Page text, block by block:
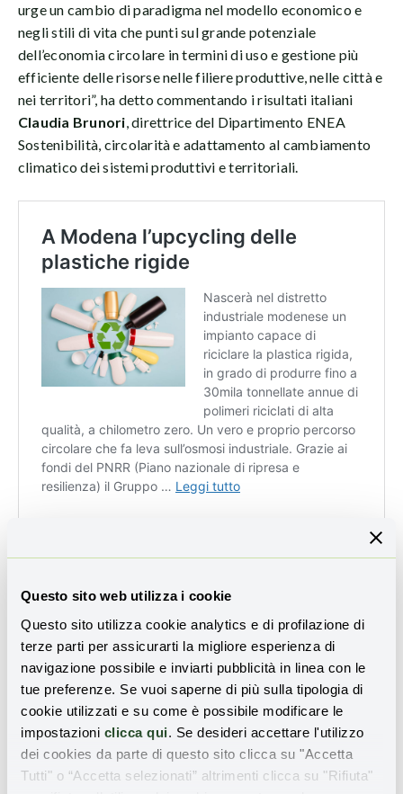
Questo sito web utilizza i cookie
Questo sito utilizza cookie analytics e di profilazione di
terze parti per assicurarti la migliore esperienza di
navigazione possibile e inviarti pubblicità in linea con le
tue preferenze. Se vuoi saperne di più sulla tipologia di
cookie utilizzati e su come è possibile modificare le
impostazioni clicca qui. Se desideri accettare l'utilizzo
dei cookies da parte di questo sito clicca su "Accetta
Tutti" o “Accetta selezionati” altrimenti clicca su "Rifiuta"
urge un cambio di paradigma nel modello economico e
negli stili di vita che punti sul grande potenziale
dell’economia circolare in termini di uso e gestione più
efficiente delle risorse nelle filiere produttive, nelle città e
nei territori”, ha detto commentando i risultati italiani
Claudia Brunori, direttrice del Dipartimento ENEA
Sostenibilità, circolarità e adattamento al cambiamento
climatico dei sistemi produttivi e territoriali.
I punti deboli
Non brillante il quadro dei rifiuti urbani : il riciclo italiano
si attesta al 49,2%. “Sostanzialmente in linea con il target
fissato dalla Direttiva quadro sui rifiuti al 2020 (50%)”,
commentano CEN e ENEA, ma “va incrementato per
raggiungere gli ulteriori target al 2025 (55%), 2030 (60%)
e 2035 (65%)”. Meglio di noi la Germania (69,1%) mentre